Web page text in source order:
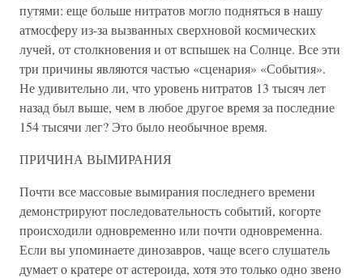
путями: еще больше нитратов могло подняться в нашу
атмосферу из-за вызванных сверхновой космических
лучей, от столкновения и от вспышек на Солнце. Все эти
три причины являются частью «сценария» «События».
Не удивительно ли, что уровень нитратов 13 тысяч лет
назад был выше, чем в любое другое время за последние
154 тысячи лег? Это было необычное время.
ПРИЧИНА ВЫМИРАНИЯ
Почти все массовые вымирания последнего времени
демонстрируют последовательность событий, когорте
происходили одновременно или почти одновременна.
Если вы упоминаете динозавров, чаще всего слушатель
думает о кратере от астероида, хотя это только одно звено